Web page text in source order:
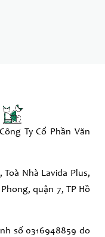
Ty Cổ Phần Văn
Toà Nhà Lavida Plus,
quận 7, TP Hồ
số 0316948859 do